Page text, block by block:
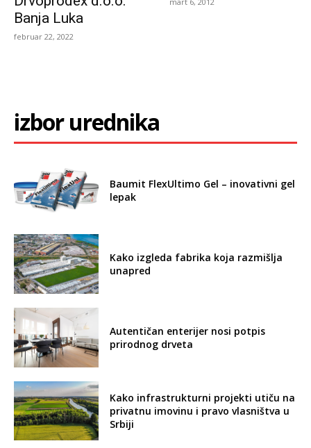
Banja Luka
februar 22, 2022
izbor urednika
Baumit FlexUltimo Gel – inovativni gel
lepak
Kako izgleda fabrika koja razmišlja
unapred
Autentičan enterijer nosi potpis
prirodnog drveta
Kako infrastrukturni projekti utiču na
privatnu imovinu i pravo vlasništva u
Srbiji